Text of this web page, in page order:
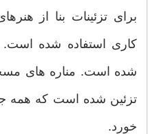
برای تزئینات بنا از
کاری استفاده شده است.
شده است. مناره های
تزئین شده است که همه
خورد.